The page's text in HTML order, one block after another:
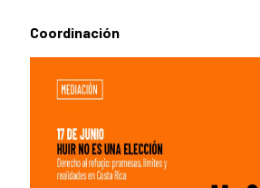
Coordinación